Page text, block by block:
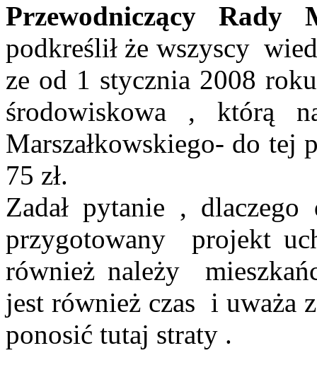
Przewodniczący Rady
podkreślił że wszyscy
ze od 1 stycznia 2008 roku
środowiskowa , którą
Marszałkowskiego- do tej
75 zł.
Zadał pytanie ,
przygotowany
projekt
również należy
jest również czas i uważa
ponosić tutaj straty .